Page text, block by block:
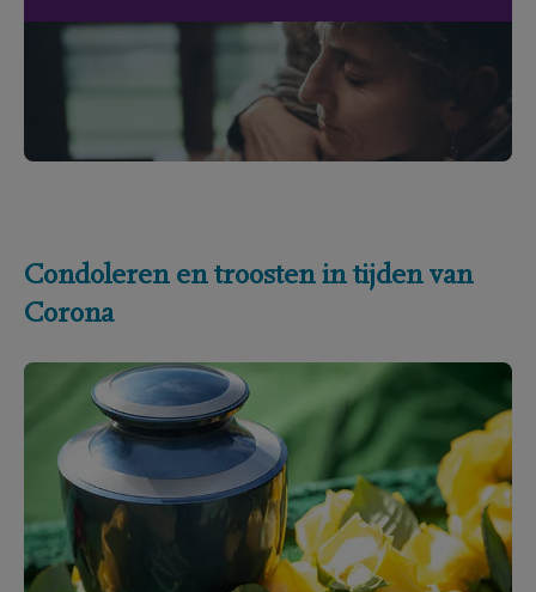
Condoleren en troosten in tijden van
Corona